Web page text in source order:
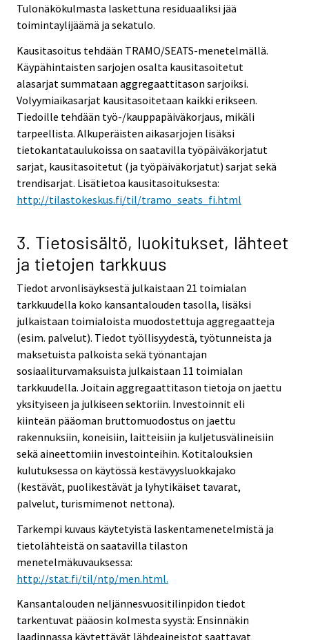
Tulonäkökulmasta laskettuna residuaaliksi jää
toimintaylijäämä ja sekatulo.
Kausitasoitus tehdään TRAMO/SEATS-menetelmällä.
Käypähintaisten sarjojen osalta kausitasoitetut
alasarjat summataan aggregaattitason sarjoiksi.
Volyymiaikasarjat kausitasoitetaan kaikki erikseen.
Tiedoille tehdään työ-/kauppapäiväkorjaus, mikäli
tarpeellista. Alkuperäisten aikasarjojen lisäksi
tietokantataulukoissa on saatavilla työpäiväkorjatut
sarjat, kausitasoitetut (ja työpäiväkorjatut) sarjat sekä
trendisarjat. Lisätietoa kausitasoituksesta:
http://tilastokeskus.fi/til/tramo_seats_fi.html
3. Tietosisältö, luokitukset, lähteet
ja tietojen tarkkuus
Tiedot arvonlisäyksestä julkaistaan 21 toimialan
tarkkuudella koko kansantalouden tasolla, lisäksi
julkaistaan toimialoista muodostettuja aggregaatteja
(esim. palvelut). Tiedot työllisyydestä, työtunneista ja
maksetuista palkoista sekä työnantajan
sosiaaliturvamaksuista julkaistaan 11 toimialan
tarkkuudella. Joitain aggregaattitason tietoja on jaettu
yksityiseen ja julkiseen sektoriin. Investoinnit eli
kiinteän pääoman bruttomuodostus on jaettu
rakennuksiin, koneisiin, laitteisiin ja kuljetusvälineisiin
sekä aineettomiin investointeihin. Kotitalouksien
kulutuksessa on käytössä kestävyysluokkajako
(kestävät, puolikestävät ja lyhytikäiset tavarat,
palvelut, turismimenot nettona).
Tarkempi kuvaus käytetyistä laskentamenetelmistä ja
tietolähteistä on saatavilla tilaston
menetelmäkuvauksessa:
http://stat.fi/til/ntp/men.html.
Kansantalouden neljännesvuositilinpidon tiedot
tarkentuvat pääosin kolmesta syystä: Ensinnäkin
laadinnassa käytettävät lähdeaineistot saattavat